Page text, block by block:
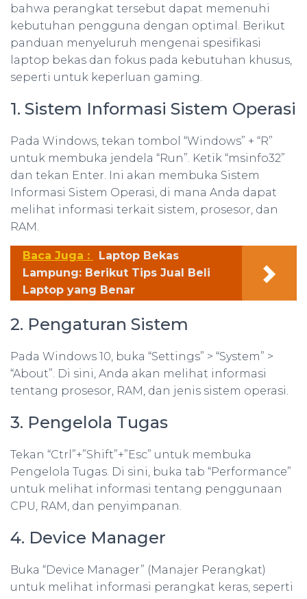
bahwa perangkat tersebut dapat memenuhi
kebutuhan pengguna dengan optimal. Berikut
panduan menyeluruh mengenai spesifikasi
laptop bekas dan fokus pada kebutuhan khusus,
seperti untuk keperluan gaming.
1. Sistem Informasi Sistem Operasi
Pada Windows, tekan tombol “Windows” + “R”
untuk membuka jendela “Run”. Ketik “msinfo32”
dan tekan Enter. Ini akan membuka Sistem
Informasi Sistem Operasi, di mana Anda dapat
melihat informasi terkait sistem, prosesor, dan
RAM.
Baca Juga :
Laptop Bekas
Lampung: Berikut Tips Jual Beli
Laptop yang Benar
2. Pengaturan Sistem
Pada Windows 10, buka “Settings” > “System” >
“About”. Di sini, Anda akan melihat informasi
tentang prosesor, RAM, dan jenis sistem operasi.
3. Pengelola Tugas
Tekan “Ctrl”+”Shift”+”Esc” untuk membuka
Pengelola Tugas. Di sini, buka tab “Performance”
untuk melihat informasi tentang penggunaan
CPU, RAM, dan penyimpanan.
4. Device Manager
Buka “Device Manager” (Manajer Perangkat)
untuk melihat informasi perangkat keras, seperti